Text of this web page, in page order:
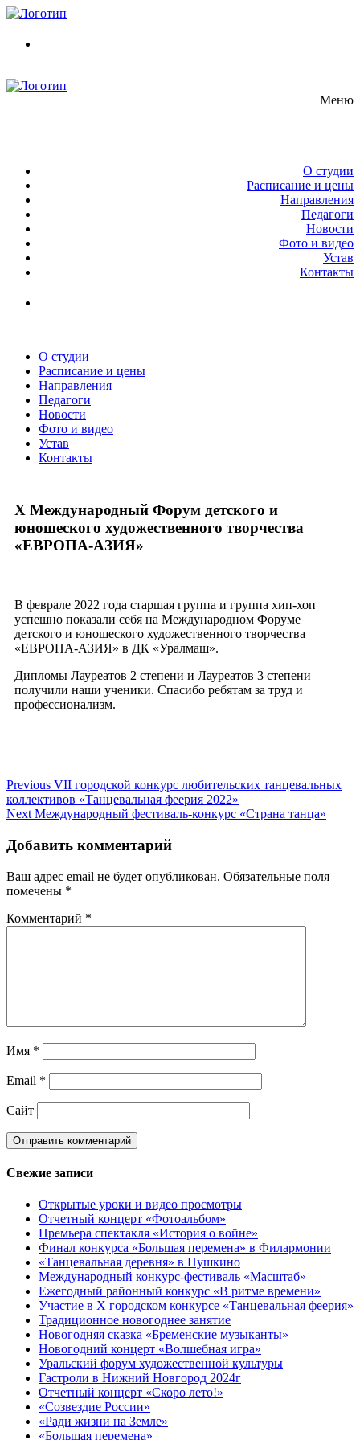
Перейти
содержимому
Меню
Закрыть
Меню
О студии
Расписание и цены
Направления
Педагоги
Новости
Фото и видео
Устав
Контакты
О студии
Расписание и цены
Направления
Педагоги
Новости
Фото и видео
Устав
Контакты
X Международный Форум детского и
юношеского художественного творчества
«ЕВРОПА-АЗИЯ»
В феврале 2022 года старшая группа и группа хип-хоп
успешно показали себя на Международном Форуме
детского и юношеского художественного творчества
«ЕВРОПА-АЗИЯ» в ДК «Уралмаш».
Дипломы Лауреатов 2 степени и Лауреатов 3 степени
получили наши ученики. Спасибо ребятам за труд и
профессионализм.
Навигация
по
Previous Previous
post:
VII городской конкурс любительских танцевальных
коллективов «Танцевальная феерия 2022»
Next Next
Международный фестиваль-конкурс «Страна танца»
Добавить комментарий
Ваш адрес email не будет опубликован. Обязательные поля
помечены *
Комментарий *
Имя *
Email *
Сайт
Свежие записи
Открытые уроки и видео просмотры
Отчетный концерт «Фотоальбом»
Премьера спектакля «История о войне»
Финал конкурса «Большая перемена» в Филармонии
«Танцевальная деревня» в Пушкино
Международный конкурс-фестиваль «Масштаб»
Ежегодный районный конкурс «В ритме времени»
Участие в X городском конкурсе «Танцевальная феерия»
Традиционное новогоднее занятие
Новогодняя сказка «Бременские музыканты»
Новогодний концерт «Волшебная игра»
Уральский форум художественной культуры
Гастроли в Нижний Новгород 2024г
Отчетный концерт «Скоро лето!»
«Созвездие России»
«Ради жизни на Земле»
«Большая перемена»